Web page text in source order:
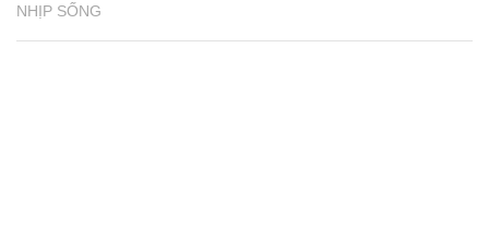
NHỊP SỐNG